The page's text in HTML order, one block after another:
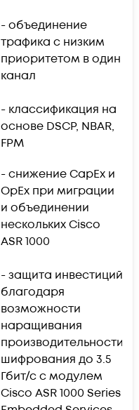
- объединение
трафика с низким
приоритетом в один
канал
- классификация на
основе DSCP, NBAR,
FPM
- снижение CapEx и
OpEx при миграции
и объединении
нескольких Cisco
ASR 1000
- защита инвестиций
благодаря
возможности
наращивания
производительности
шифрования до 3.5
Гбит/с с модулем
Cisco ASR 1000 Series